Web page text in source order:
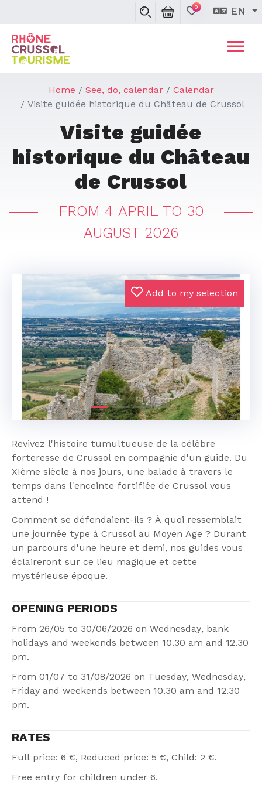
0 EN
Home See, do, calendar
Calendar
Visite guidée historique du Château de Crussol
Visite guidée
historique du Château
de Crussol
FROM 4 APRIL TO 30
AUGUST 2026
Previous Next
Add to my selection
Revivez l'histoire tumultueuse de la célèbre
forteresse de Crussol en compagnie d'un guide. Du
XIème siècle à nos jours, une balade à travers le
temps dans l'enceinte fortifiée de Crussol vous
attend !
Comment se défendaient-ils ? À quoi ressemblait
une journée type à Crussol au Moyen Age ? Durant
un parcours d'une heure et demi, nos guides vous
éclaireront sur ce lieu magique et cette
mystérieuse époque.
OPENING PERIODS
From 26/05 to 30/06/2026 on Wednesday, bank
holidays and weekends between 10.30 am and 12.30
pm.
From 01/07 to 31/08/2026 on Tuesday, Wednesday,
Friday and weekends between 10.30 am and 12.30
pm.
RATES
Full price: 6 €, Reduced price: 5 €, Child: 2 €.
Free entry for children under 6.